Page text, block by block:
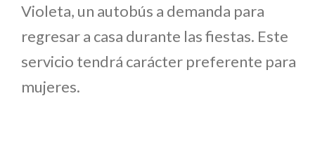
Violeta, un autobús a demanda para
regresar a casa durante las fiestas. Este
servicio tendrá carácter preferente para
mujeres.